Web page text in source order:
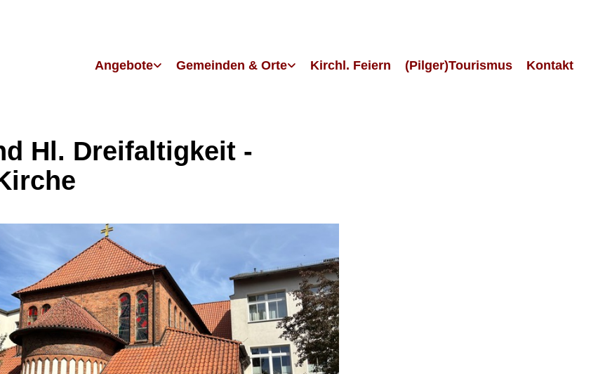
Angebote Gemeinden & Orte Kirchl. Feiern (Pilger)Tourismus Kontakt
Hl. Dreifaltigkeit -